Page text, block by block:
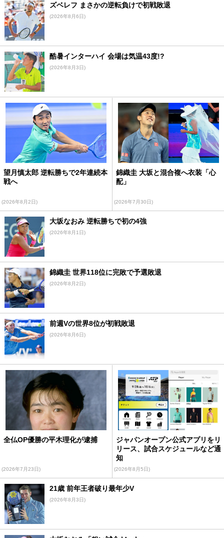
ズベレフ まさかの逆転負けで初戦敗退
(2026年8月6日)
酷暑インターハイ 会場は気温43度!?
(2026年8月3日)
望月慎太郎 逆転勝ちで2年連続本
戦へ
(2026年8月2日)
錦織圭 大坂と混合複へ衣装「心
配」
(2026年7月30日)
大坂なおみ 逆転勝ちで初の4強
(2026年8月1日)
錦織圭 世界118位に完敗で予選敗退
(2026年8月2日)
前週Vの世界8位が初戦敗退
(2026年8月6日)
全仏OP優勝の平木理化が逮捕
(2026年7月23日)
ジャパンオープン公式アプリをリ
リース、試合スケジュールなど通
知
(2026年8月5日)
21歳 前年王者破り最年少V
(2026年8月3日)